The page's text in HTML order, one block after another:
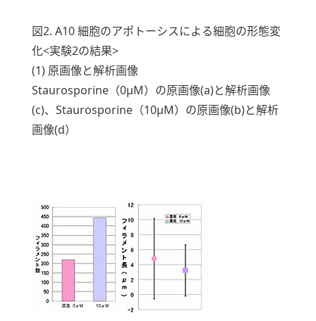
図2. A10 細胞のアポトーシスによる細胞の形態変
化<実験2の結果>
(1) 原画像と解析画像
Staurosporine（0μM）の原画像(a)と解析画像
(c)、Staurosporine（10μM）の原画像(b)と解析
画像(d）